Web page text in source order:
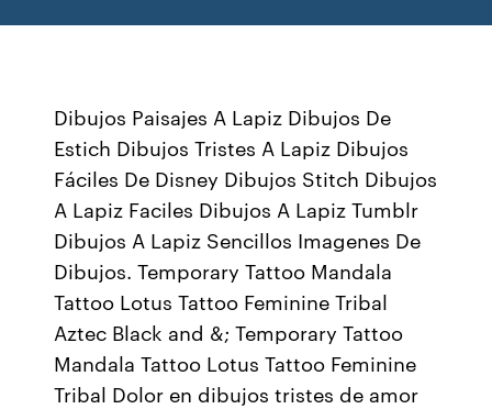
Dibujos Paisajes A Lapiz Dibujos De
Estich Dibujos Tristes A Lapiz Dibujos
Fáciles De Disney Dibujos Stitch Dibujos
A Lapiz Faciles Dibujos A Lapiz Tumblr
Dibujos A Lapiz Sencillos Imagenes De
Dibujos. Temporary Tattoo Mandala
Tattoo Lotus Tattoo Feminine Tribal
Aztec Black and &; Temporary Tattoo
Mandala Tattoo Lotus Tattoo Feminine
Tribal Dolor en dibujos tristes de amor